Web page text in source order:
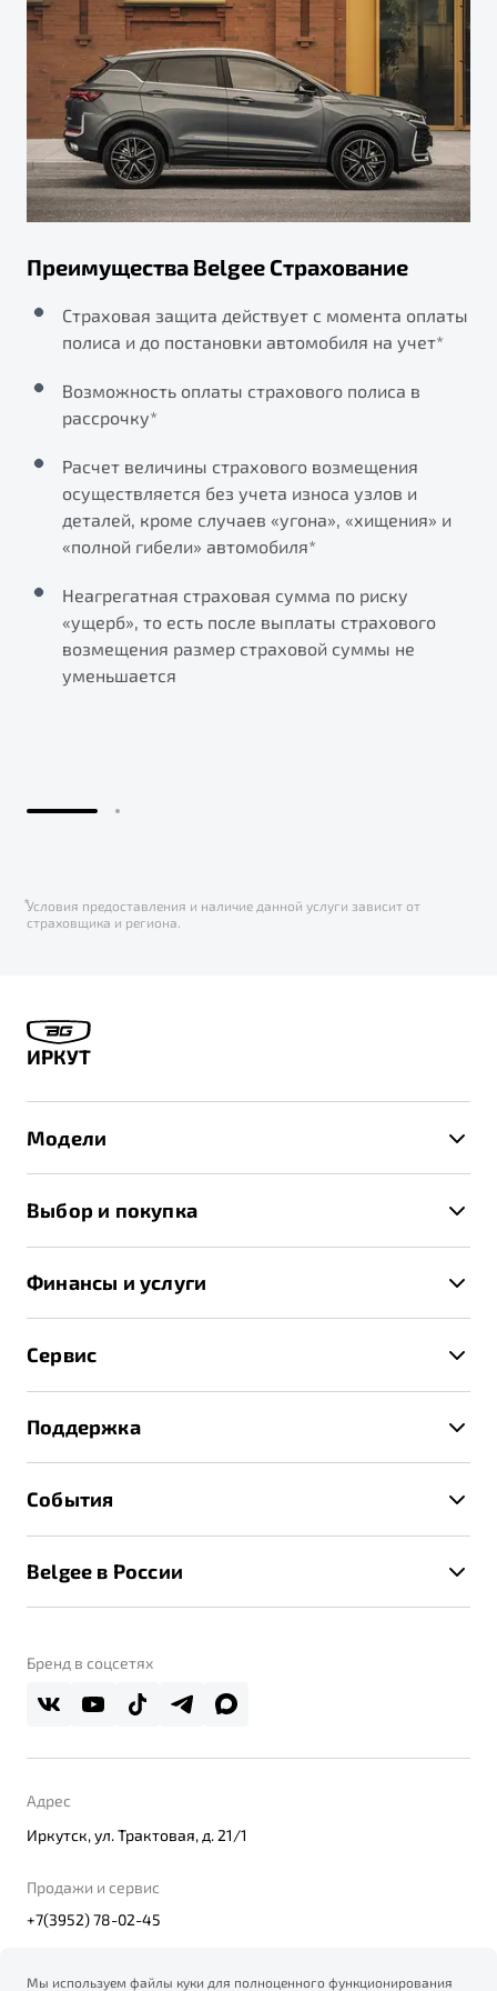
Преимущества Belgee Страхование
Страховая защита действует с момента оплаты
полиса и до постановки автомобиля на учет*
Возможность оплаты страхового полиса в
рассрочку*
Расчет величины страхового возмещения
осуществляется без учета износа узлов и
деталей, кроме случаев «угона», «хищения» и
«полной гибели» автомобиля*
Неагрегатная страховая сумма по риску
«ущерб», то есть после выплаты страхового
возмещения размер страховой суммы не
уменьшается
⃰Условия предоставления и наличие данной услуги зависит от
страховщика и региона.
ИРКУТ
Модели
X70
Выбор и покупка
Спецпредложения и Акции
Записаться на тест-драйв
Получить предложение
Финансы и услуги
Трейд-ин
Страхование
Расчет КАСКО
Сервис
Руководство по эксплуатации
Техническое обслуживание
Калькулятор ТО
Поддержка
Помощь на дорогах
Belgee Линк
События
Контакты
Belgee в России
О дилерском центре
Правовая информация
Бренд в соцсетях
Адрес
Иркутск, ул. Трактовая, д. 21/1
Продажи и сервис
+7(3952) 78-02-45
Мы используем файлы куки для полноценного функционирования